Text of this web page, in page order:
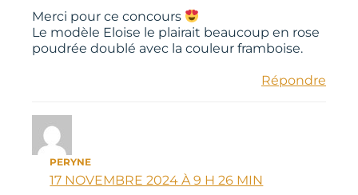
Merci pour ce concours
Le modèle Eloise le plairait beaucoup en rose
poudrée doublé avec la couleur framboise.
Répondre
PERYNE
17 NOVEMBRE 2024 À 9 H 26 MIN